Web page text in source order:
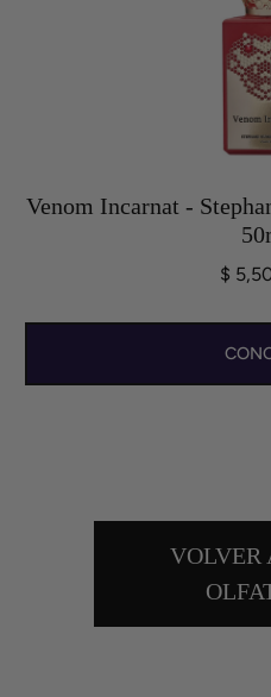
Venom Incarnat -
$
VOLVER